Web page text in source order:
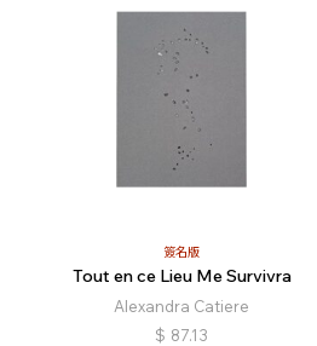
簽名版
Tout en ce Lieu Me Survivra
Alexandra Catiere
$ 87.13